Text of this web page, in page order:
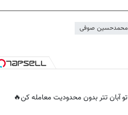
محمدحسین صوفی
تو آبان تتر بدون محدودیت معامله کن🔥